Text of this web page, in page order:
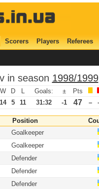
Scorers Players Referees
in season 1998/1999
W D L Goals: ± Pts
14 5 11 31:32 -1 47 –
Position
Goalkeeper
Goalkeeper
Defender
Defender
Defender